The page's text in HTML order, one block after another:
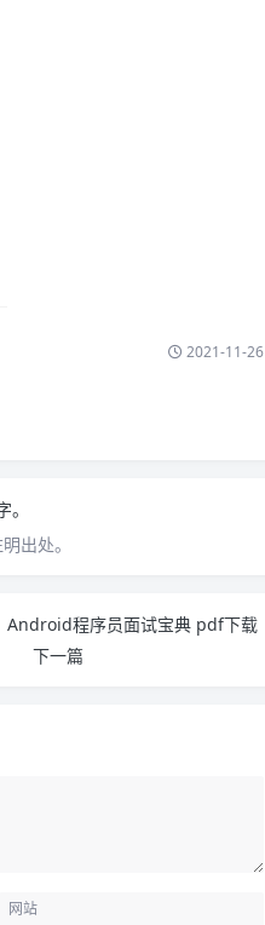
2021-11-26
出处。
Android程序员面试宝典 pdf下载
下一篇